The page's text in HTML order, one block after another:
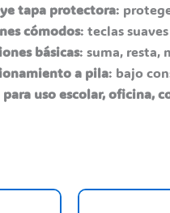
tapa protectora:
cómodos: teclas
básicas: suma, resta,
a pila: bajo
para uso escolar, oficina,
This